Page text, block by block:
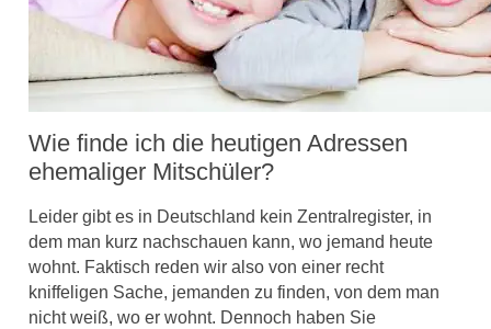
Wie finde ich die heutigen Adressen
ehemaliger Mitschüler?
Leider gibt es in Deutschland kein Zentralregister, in
dem man kurz nachschauen kann, wo jemand heute
wohnt. Faktisch reden wir also von einer recht
kniffeligen Sache, jemanden zu finden, von dem man
nicht weiß, wo er wohnt. Dennoch haben Sie